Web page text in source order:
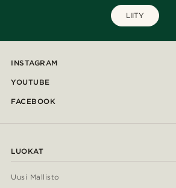
LIITY
INSTAGRAM
YOUTUBE
FACEBOOK
LUOKAT
Uusi Mallisto